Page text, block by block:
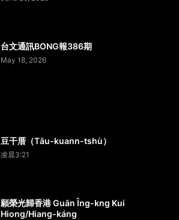
台文通訊BONG報386期
May 18, 2026
豆干厝（Tāu-kuann-tshù）
凌晨3:21
願榮光歸香港 Guān Îng-kng Kui
Hiong/Hiang-káng